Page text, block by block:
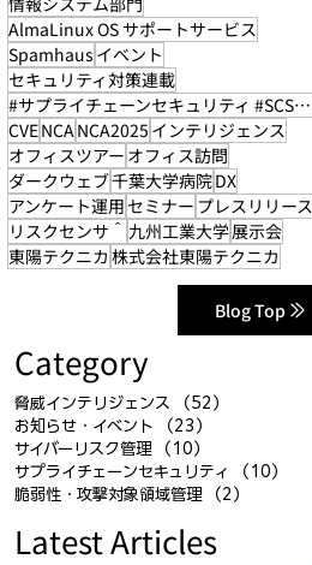
AlmaLinux OS サポートサービス
Spamhaus イベント
セキュリティ対策連載
#サプライチェーンセキュリティ #SCS評価制度
CVENCA NCA2025 インテリジェンス
オフィスツアー オフィス訪問
ダークウェブ千葉大学病院DX
アンケート運用 セミナー プレスリリース
リスクセンサ＾ 九州工業大学展示会
東陽テクニカ 株式会社東陽テクニカ
Blog Top
Category
脅威インテリジェンス （52）
お知らせ・イベント
（23）
サイバーリスク管理
（10）
サプライチェーンセキュリティ
（10）
脆弱性・攻撃対象領域管理
（2）
Latest Articles